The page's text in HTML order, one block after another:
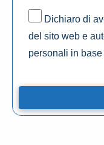
Dichiaro di
del sito web e
personali in